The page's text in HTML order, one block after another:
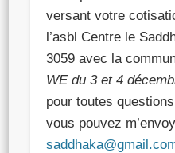
versant votre
l’asbl Centre le
3059 avec la
WE du 3 et 4
pour toutes
vous pouvez